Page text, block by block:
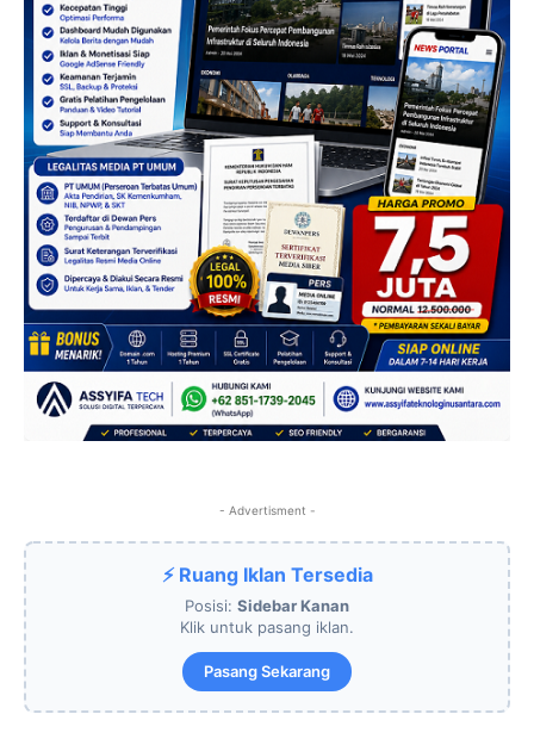
- Advertisment -
⚡ Ruang Iklan Tersedia
Posisi: Sidebar Kanan
Klik untuk pasang iklan.
Pasang Sekarang